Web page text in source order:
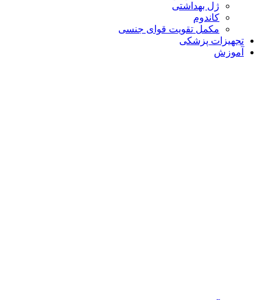
ژل بهداشتی
کاندوم
مکمل تقویت قوای جنسی
تجهیزات پزشکی
آموزش